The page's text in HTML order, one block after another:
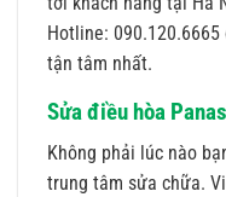
Hotline:
tận tâm nhất.
Sửa điều hòa
Không phải lúc nào
trung tâm sửa chữa.